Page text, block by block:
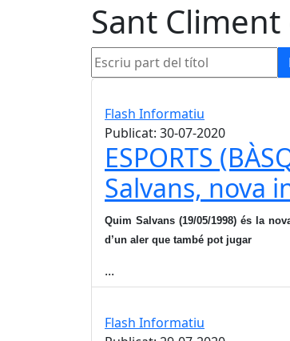
Sant
Escriu part del títol
Flash Informatiu
Publicat: 30-07-2020
ESPORTS
Salvans, nova
Quim Salvans (19/05/1998) és la
d’un aler que també pot jugar
...
Flash Informatiu